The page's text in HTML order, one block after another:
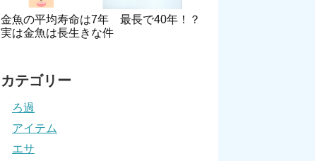
金魚の平均寿命は7年 最長で40年！？
実は金魚は長生きな件
カテゴリー
ろ過
アイテム
エサ